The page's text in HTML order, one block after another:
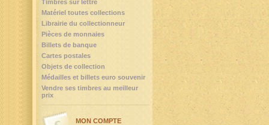
Timbres sur lettre
Matériel toutes collections
Librairie du collectionneur
Pièces de monnaies
Billets de banque
Cartes postales
Objets de collection
Médailles et billets euro souvenir
Vendre ses timbres au meilleur
prix
MON COMPTE